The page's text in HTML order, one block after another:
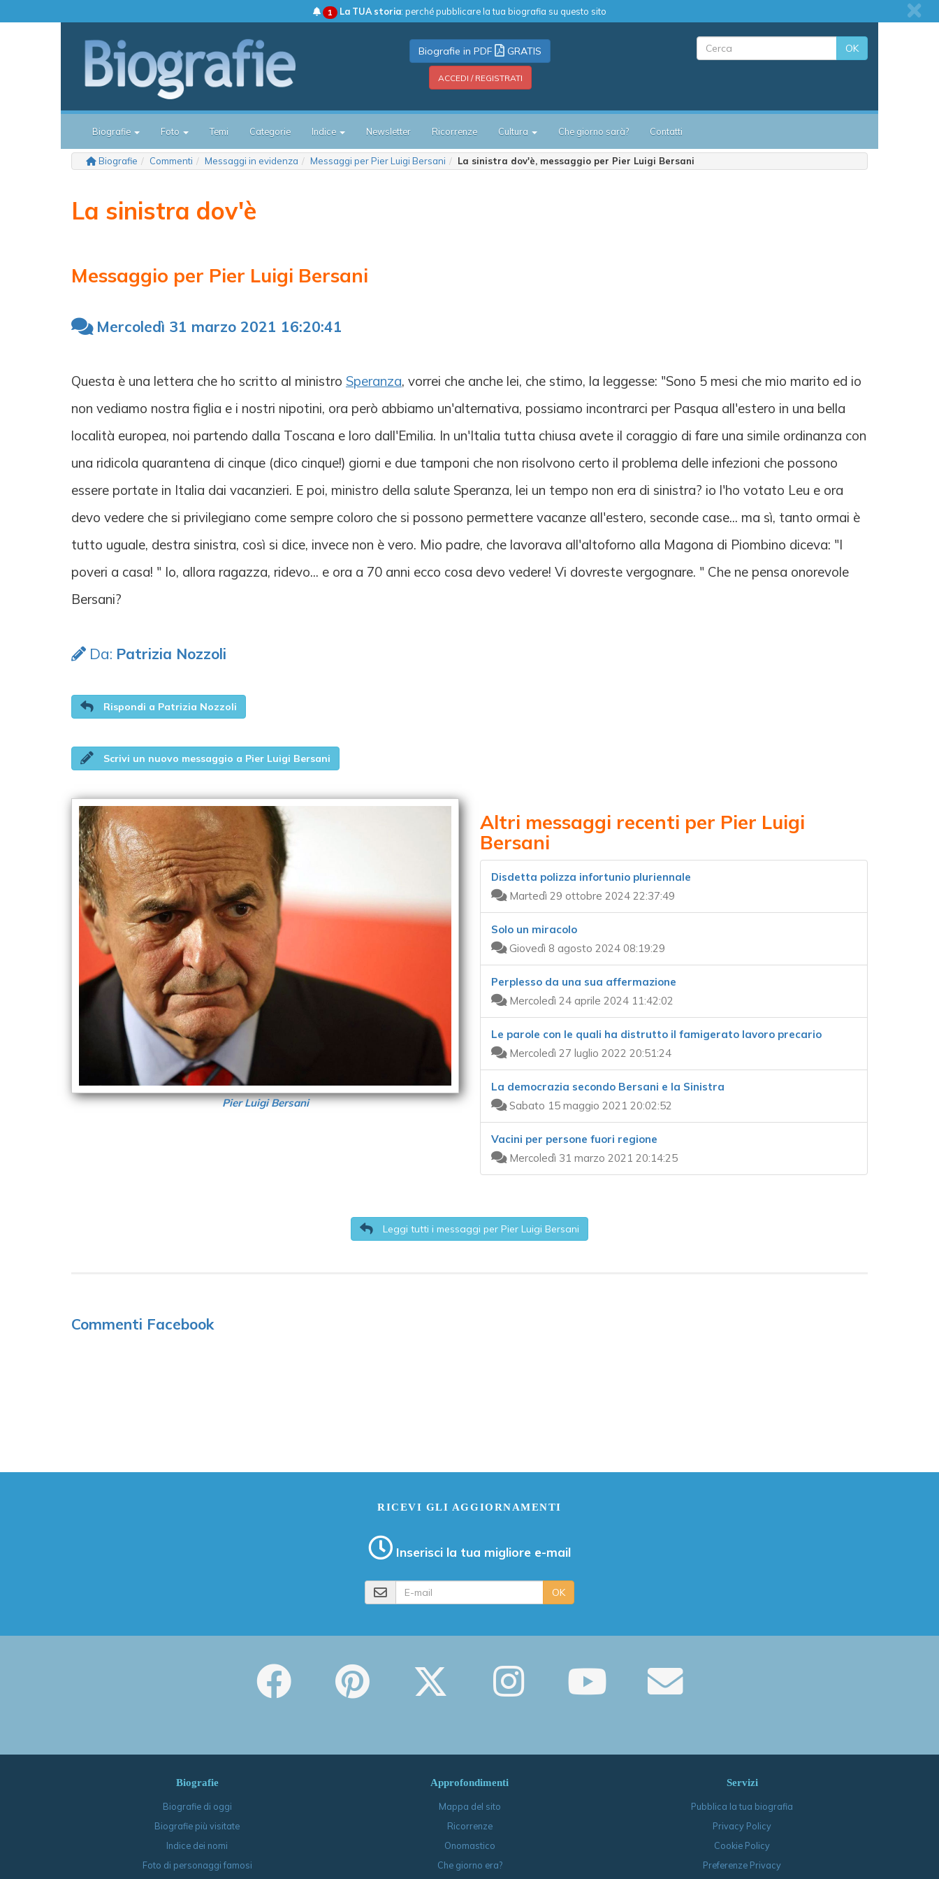
1 La TUA storia: perché pubblicare la tua biografia su questo sito
Biografie in PDF GRATIS
ACCEDI / REGISTRATI
OK
Biografie Foto Temi Categorie Indice Newsletter Ricorrenze Cultura Che giorno sarà? Contatti
Biografie Commenti Messaggi in evidenza Messaggi per Pier Luigi Bersani La sinistra dov'è, messaggio per Pier Luigi Bersani
La sinistra dov'è
Messaggio per Pier Luigi Bersani
Mercoledì 31 marzo 2021 16:20:41
Questa è una lettera che ho scritto al ministro Speranza, vorrei che anche lei, che stimo, la leggesse: "Sono 5 mesi che mio marito ed io
non vediamo nostra figlia e i nostri nipotini, ora però abbiamo un'alternativa, possiamo incontrarci per Pasqua all'estero in una bella
località europea, noi partendo dalla Toscana e loro dall'Emilia. In un'Italia tutta chiusa avete il coraggio di fare una simile ordinanza con
una ridicola quarantena di cinque (dico cinque!) giorni e due tamponi che non risolvono certo il problema delle infezioni che possono
essere portate in Italia dai vacanzieri. E poi, ministro della salute Speranza, lei un tempo non era di sinistra? io l'ho votato Leu e ora
devo vedere che si privilegiano come sempre coloro che si possono permettere vacanze all'estero, seconde case... ma sì, tanto ormai è
tutto uguale, destra sinistra, così si dice, invece non è vero. Mio padre, che lavorava all'altoforno alla Magona di Piombino diceva: "I
poveri a casa! " Io, allora ragazza, ridevo... e ora a 70 anni ecco cosa devo vedere! Vi dovreste vergognare. " Che ne pensa onorevole
Bersani?
Da: Patrizia Nozzoli
Rispondi a Patrizia Nozzoli
Scrivi un nuovo messaggio a Pier Luigi Bersani
Pier Luigi Bersani
Altri messaggi recenti per Pier Luigi
Bersani
Disdetta polizza infortunio pluriennale
Martedì 29 ottobre 2024 22:37:49
Solo un miracolo
Giovedì 8 agosto 2024 08:19:29
Perplesso da una sua affermazione
Mercoledì 24 aprile 2024 11:42:02
Le parole con le quali ha distrutto il famigerato lavoro precario
Mercoledì 27 luglio 2022 20:51:24
La democrazia secondo Bersani e la Sinistra
Sabato 15 maggio 2021 20:02:52
Vacini per persone fuori regione
Mercoledì 31 marzo 2021 20:14:25
Leggi tutti i messaggi per Pier Luigi Bersani
Commenti Facebook
RICEVI GLI AGGIORNAMENTI
Inserisci la tua migliore e-mail
OK
Biografie
Biografie di oggi
Biografie più visitate
Indice dei nomi
Foto di personaggi famosi
Approfondimenti
Mappa del sito
Ricorrenze
Onomastico
Che giorno era?
Servizi
Pubblica la tua biografia
Privacy Policy
Cookie Policy
Preferenze Privacy